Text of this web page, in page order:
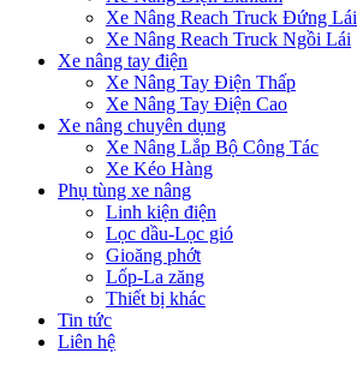
Xe Nâng Reach Truck Đứng Lái
Xe Nâng Reach Truck Ngồi Lái
Xe nâng tay điện
Xe Nâng Tay Điện Thấp
Xe Nâng Tay Điện Cao
Xe nâng chuyên dụng
Xe Nâng Lắp Bộ Công Tác
Xe Kéo Hàng
Phụ tùng xe nâng
Linh kiện điện
Lọc dầu-Lọc gió
Gioăng phớt
Lốp-La zăng
Thiết bị khác
Tin tức
Liên hệ